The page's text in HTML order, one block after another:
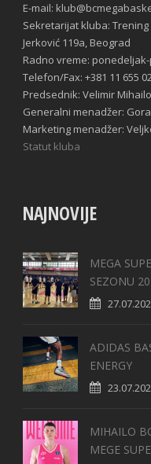
E-mail:
Sekretarijat kluba: Trening
Jerković 119a, Beograd
Radno vreme:
Telefon/Fax: +381 11 655
Predsednik: Velimir
Generalni menadžer:
Marketing menadžer:
Statut kluba
NAJNOVIJE
MEGA
SEZONU
ADIDAS
ENERGY
MIHAILO
MEGE